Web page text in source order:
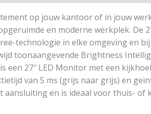
op jouw kantoor of in jouw
en moderne werkplek. De
technologie in elke omgeving en
toonaangevende Brightness
27″ LED Monitor met een
van 5 ms (grijs naar grijs) en
aansluiting en is ideaal voor thuis- of